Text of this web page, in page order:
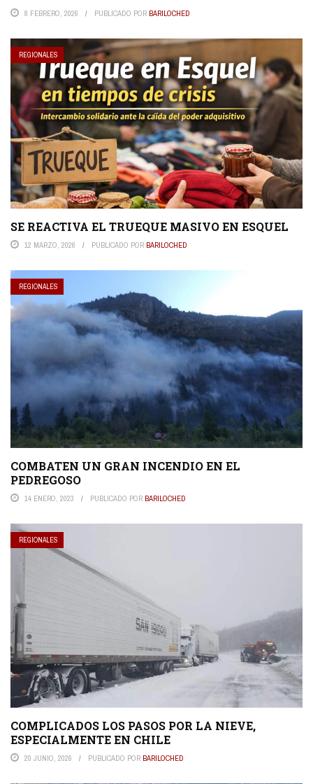
8 FEBRERO, 2026 PUBLICADO POR BARILOCHED
REGIONALES
SE REACTIVA EL TRUEQUE MASIVO EN ESQUEL
12 MARZO, 2026 PUBLICADO POR BARILOCHED
REGIONALES
COMBATEN UN GRAN INCENDIO EN EL
PEDREGOSO
14 ENERO, 2023 PUBLICADO POR BARILOCHED
REGIONALES
COMPLICADOS LOS PASOS POR LA NIEVE,
ESPECIALMENTE EN CHILE
20 JUNIO, 2026 PUBLICADO POR BARILOCHED